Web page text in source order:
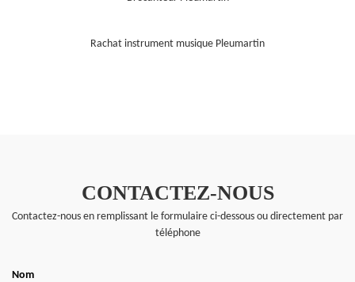
Rachat instrument musique Pleumartin
CONTACTEZ-NOUS
Contactez-nous en remplissant le formulaire ci-dessous ou directement par
téléphone
Nom